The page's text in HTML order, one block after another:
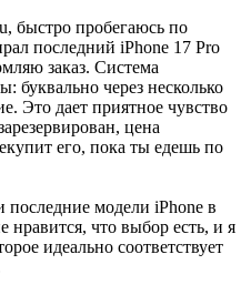
быстро пробегаюсь по
последний iPhone 17 Pro
заказ. Система
буквально через несколько
Это дает приятное чувство
цена
его, пока ты едешь по
модели iPhone в
что выбор есть, и я
идеально соответствует